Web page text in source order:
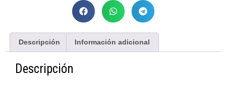
Descripción Información adicional
Descripción